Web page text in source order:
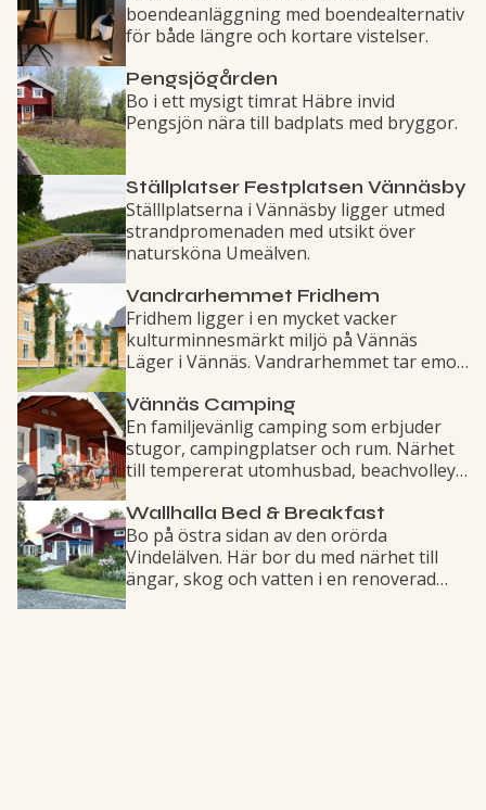
boendeanläggning med boendealternativ
för både längre och kortare vistelser.
Pengsjögården
Bo i ett mysigt timrat Häbre invid
Pengsjön nära till badplats med bryggor.
Ställplatser Festplatsen Vännäsby
Ställlplatserna i Vännäsby ligger utmed
strandpromenaden med utsikt över
natursköna Umeälven.
Vandrarhemmet Fridhem
Fridhem ligger i en mycket vacker
kulturminnesmärkt miljö på Vännäs
Läger i Vännäs. Vandrarhemmet tar emot
för längre vistelser. De har 19 rum, varav
4 har toalett och dusch på rummet.
Gästerna har tillgång till Wi-fi.
Vännäs Camping
En familjevänlig camping som erbjuder
stugor, campingplatser och rum. Närhet
till tempererat utomhusbad, beachvolley,
strövstigar, motionsspår och grillstugor.
Wallhalla Bed & Breakfast
Bo på östra sidan av den orörda
Vindelälven. Här bor du med närhet till
ängar, skog och vatten i en renoverad